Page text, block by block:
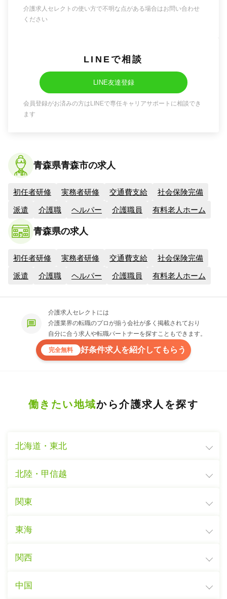
介護求人セレクトの使い方で不明な点がある場合はお問い合わせ
ください
LINEで相談
LINE友達登録
会員登録がお済みの方はLINEで専任キャリアサポートに相談でき
ます
青森県青森市の求人
初任者研修 実務者研修 交通費支給 社会保険完備
派遣 介護職 ヘルパー 介護職員 有料老人ホーム
青森県の求人
初任者研修 実務者研修 交通費支給 社会保険完備
派遣 介護職 ヘルパー 介護職員 有料老人ホーム
介護求人セレクトには
介護業界の転職のプロが揃う会社が多く掲載されており
自分に合う求人や転職パートナーを探すこともできます。
完全無料 好条件求人を紹介してもらう
働きたい地域から介護求人を探す
北海道・東北
北陸・甲信越
関東
東海
関西
中国